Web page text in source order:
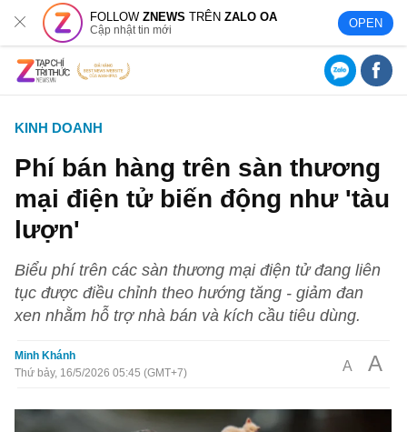
FOLLOWZNEWS TRÊNZALO OA
Cập nhật tin mới OPEN
KINH DOANH
Phí bán hàng trên sàn thương
mại điện tử biến động như 'tàu
lượn'
Biểu phí trên các sàn thương mại điện tử đang liên
tục được điều chỉnh theo hướng tăng - giảm đan
xen nhằm hỗ trợ nhà bán và kích cầu tiêu dùng.
Minh Khánh
Thứ bảy, 16/5/2026 05:45 (GMT+7)
A A